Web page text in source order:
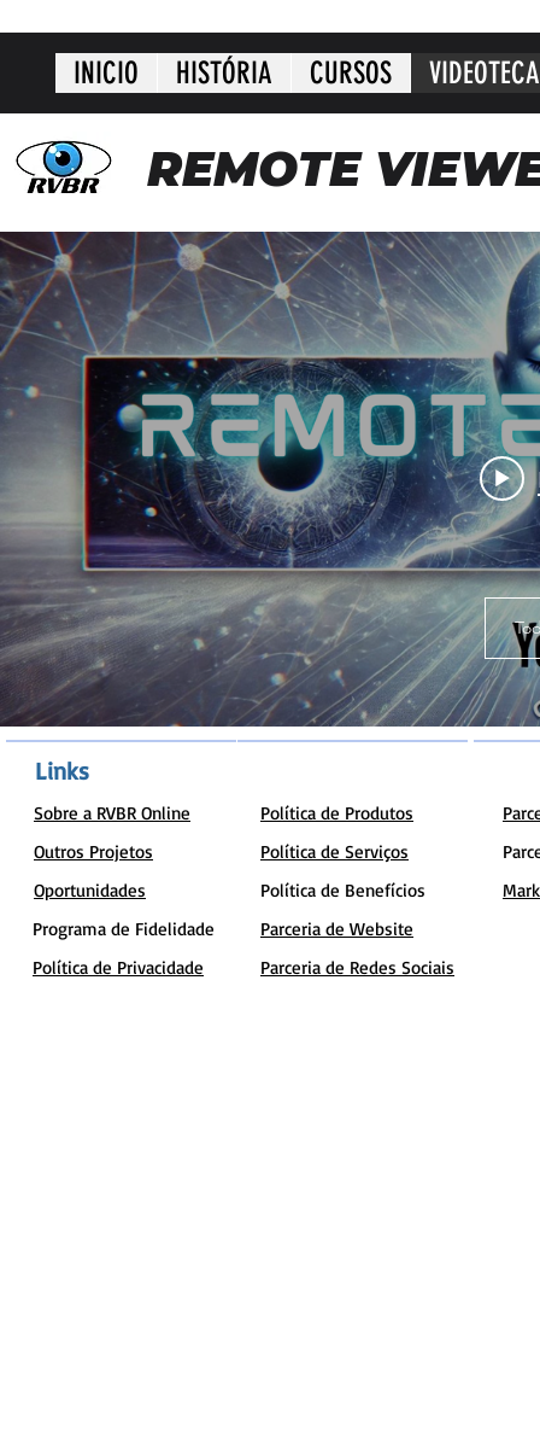
INICIO HISTÓRIA CURSOS VIDEOTECA
REMOTE
Links
Sobre a RVBR Online
Outros Projetos
Oportunidades
Programa de Fidelidade
Política de Privacidade
Política de Produtos
Política de Serviços
Política de Benefícios
Parceria de Website
Parceria de Redes Sociais